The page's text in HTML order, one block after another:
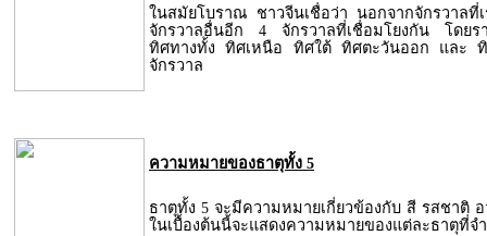
ในสมัยโบราณ ชาวจีนเชื่อว่า นอกจากจักรวาลที่
จักรวาลอื่นอีก 4 จักรวาลที่เชื่อมโยงกัน โดยร
ทิศทางทั้ง ทิศเหนือ ทิศใต้ ทิศตะวันออก และ
จักรวาล
ความหมายของธาตุทั้ง 5
ธาตุทั้ง 5 จะมีความหมายเกี่ยวข้องกับ สี รสชาติ อ
ในเบื้องต้นนี้จะแสดงความหมายของแต่ละธาตุที่จ